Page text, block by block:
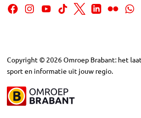
Copyright © 2026Omroep Brabant: het
sport en informatie uit jouw regio.